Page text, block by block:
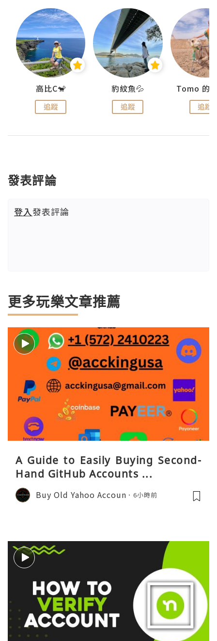
高比C🐒
追蹤
豹紋魚💦
追蹤 追蹤
發表評論
登入發表評論
更多玩樂文章推薦
A Guide to Easily Buying Second-
Hand GitHub Accounts ...
Buy Old Yahoo Accoun 6小時前